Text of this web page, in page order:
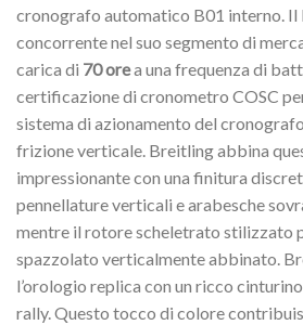
cronografo automatico B01 interno. Il
concorrente nel suo segmento di
carica di 70 orea una frequenza di
certificazione di cronometro COSC
sistema di azionamento del
frizione verticale. Breitling abbina
impressionante con una finitura
pennellature verticali e arabesche
mentre il rotore scheletrato stilizzato
spazzolato verticalmente abbinato.
l’orologio replica con un ricco
rally. Questo tocco di colore